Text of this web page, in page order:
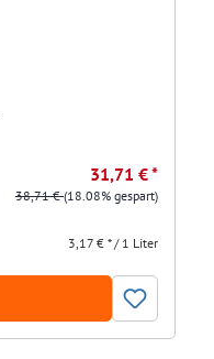
31,71 € *
38,71 €(18.08% gespart)
3,17 € * / 1 Liter